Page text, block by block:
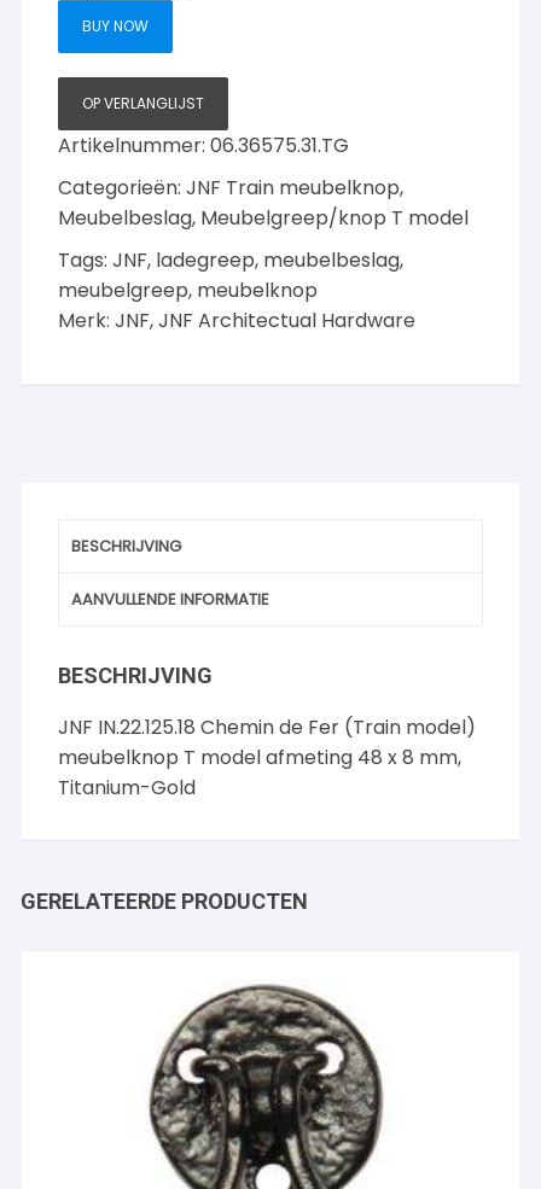
x
8mm,
Titanium-
Gold
BUY NOW
OP VERLANGLIJST
Artikelnummer:06.36575.31.TG
Categorieën:JNF Train meubelknop,
Meubelbeslag, Meubelgreep/knop T model
Tags:JNF, ladegreep, meubelbeslag,
meubelgreep, meubelknop
Merk:JNF,JNF Architectual Hardware
BESCHRIJVING
AANVULLENDE INFORMATIE
BESCHRIJVING
JNF IN.22.125.18 Chemin de Fer (Train model)
meubelknop T model afmeting 48 x 8 mm,
Titanium-Gold
GERELATEERDE PRODUCTEN